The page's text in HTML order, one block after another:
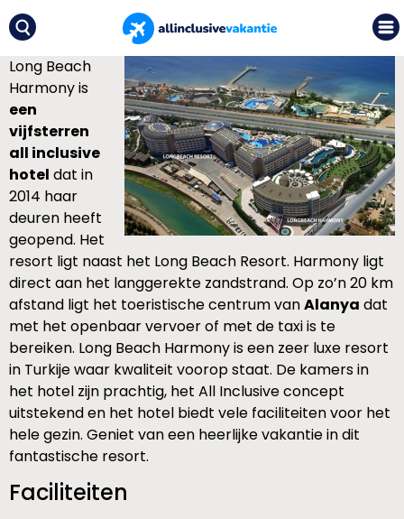
Long Beach
Harmony is
een
vijfsterren
all inclusive
hotel dat in
2014 haar
deuren heeft
geopend. Het
resort ligt naast het Long Beach Resort. Harmony ligt
direct aan het langgerekte zandstrand. Op zo’n 20 km
afstand ligt het toeristische centrum vanAlanya dat
met het openbaar vervoer of met de taxi is te
bereiken. Long Beach Harmony is een zeer luxe resort
in Turkije waar kwaliteit voorop staat. De kamers in
het hotel zijn prachtig, het All Inclusive concept
uitstekend en het hotel biedt vele faciliteiten voor het
hele gezin. Geniet van een heerlijke vakantie in dit
fantastische resort.
Faciliteiten